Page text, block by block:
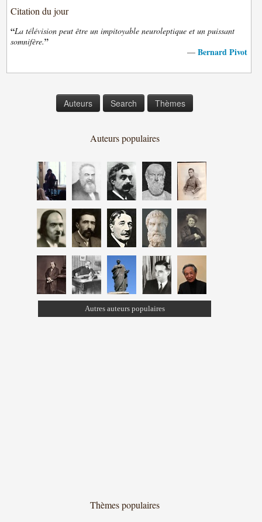
Citation du jour
“La télévision peut être un impitoyable neuroleptique et un puissant
somnifère.”
— Bernard Pivot
Auteurs Search Thèmes
Auteurs populaires
Autres auteurs populaires
Thèmes populaires